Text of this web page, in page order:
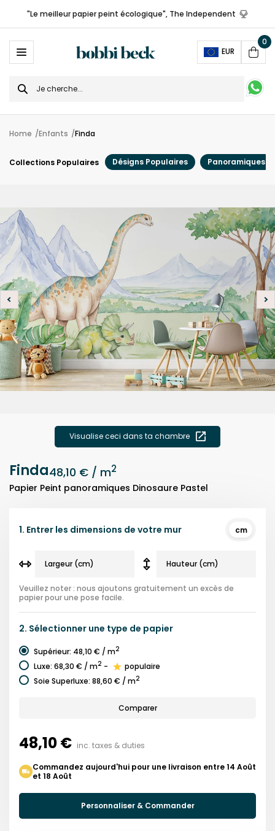
"Le meilleur papier peint écologique", The Independent
EUR
Cart
0
Search
for
Home Enfants Finda
Collections Populaires Désigns Populaires Panoramiques
Visualise ceci dans ta chambre
Finda48,10 € / m2
Papier Peint panoramiques Dinosaure Pastel
1. Entrer les dimensions de votre mur cm
Veuillez noter : nous ajoutons gratuitement un excès de
papier pour une pose facile.
2. Sélectionner une type de papier
Supérieur: 48,10 € / m2
Luxe: 68,30 € / m2 -
populaire
Soie Superluxe: 88,60 € / m2
Comparer
48,10 € inc. taxes & duties
Commandez aujourd'hui pour une livraison entre 14 Août
et 18 Août
Personnaliser & Commander